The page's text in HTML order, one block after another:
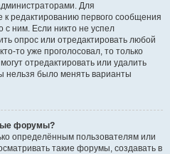
Для
редактированию первого сообщения
с ним. Если никто не успел
опрос или отредактировать любой
то уже проголосовал, то только
отредактировать или удалить
нельзя было менять варианты
форумы?
определённым пользователям или
такие форумы, создавать в